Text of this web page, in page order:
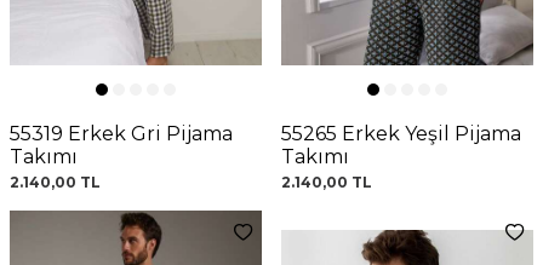
55319 Erkek Gri Pijama
Takımı
2.140,00 TL
55265 Erkek Yeşil Pijama
Takımı
2.140,00 TL